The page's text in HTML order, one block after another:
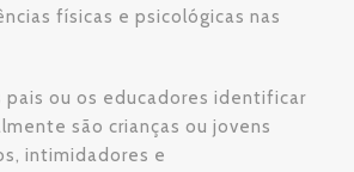
físicas e psicológicas nas
pais ou os educadores identificar
são crianças ou jovens
intimidadores e